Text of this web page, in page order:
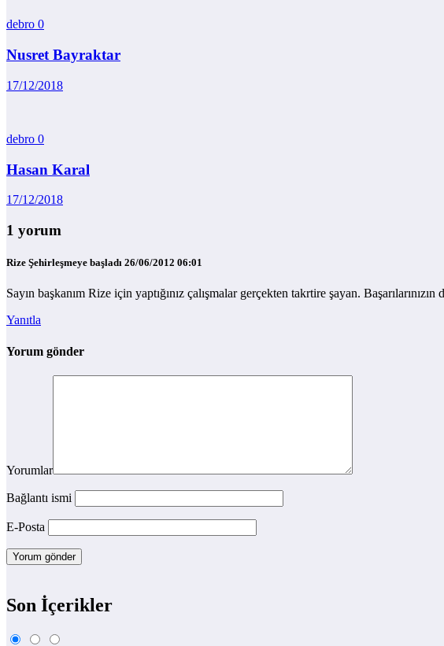
debro 0
Nusret Bayraktar
17/12/2018
debro 0
Hasan Karal
17/12/2018
1 yorum
Rize Şehirleşmeye başladı 26/06/2012 06:01
Sayın başkanım Rize için yaptığınız çalışmalar gerçekten takrtire şayan. Başarılarınızın
Yanıtla
Yorum gönder
Yorumlar
Bağlantı ismi
E-Posta
Son İçerikler